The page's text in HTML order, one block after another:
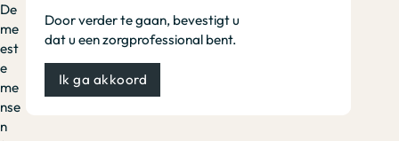
De
me
est
e
me
nse
n
Door verder te gaan, bevestigt u
dat u een zorgprofessional bent.
Ik ga akkoord